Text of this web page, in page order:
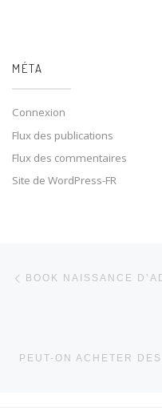
MÉTA
Connexion
Flux des publications
Flux des commentaires
Site de WordPress-FR
Parcourir les
BOOK NAISSANCE
PEUT-ON ACHETER